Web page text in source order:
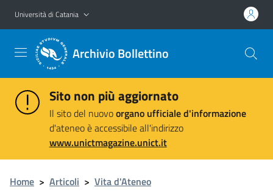
Vai al contenuto principale
Vai al menu di navigazione
Università di Catania
Archivio Bollettino
Sito non più aggiornato
Il sito del nuovoorgano ufficiale d'informazione
d'ateneo è accessibile all'indirizzo
www.unictmagazine.unict.it
Home > Articoli > Vita d'Ateneo